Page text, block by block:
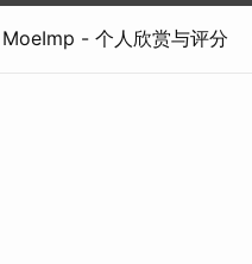
MoeImp - 个人欣赏与评分